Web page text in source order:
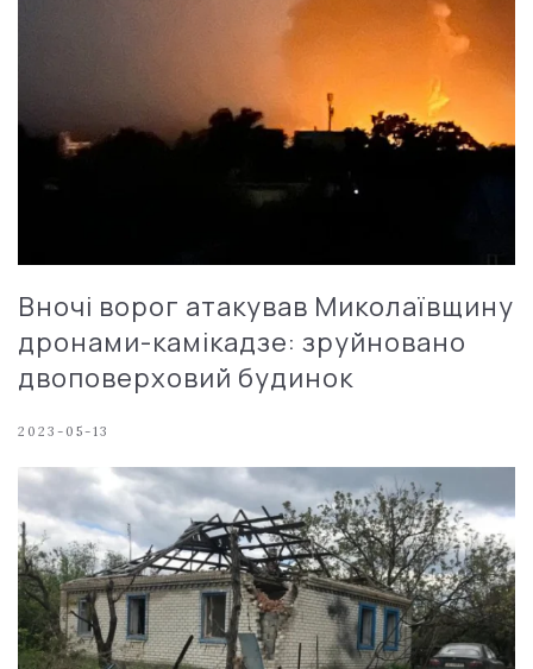
Вночі ворог атакував Миколаївщину
дронами-камікадзе: зруйновано
двоповерховий будинок
2023-05-13